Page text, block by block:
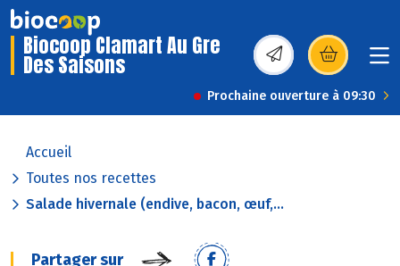
Biocoop Clamart Au Gre
Des Saisons (s’ouvre dans une
Prochaine ouverture à 09:30
Accueil
Toutes nos recettes
Salade hivernale (endive, bacon, œuf,...
Partager sur